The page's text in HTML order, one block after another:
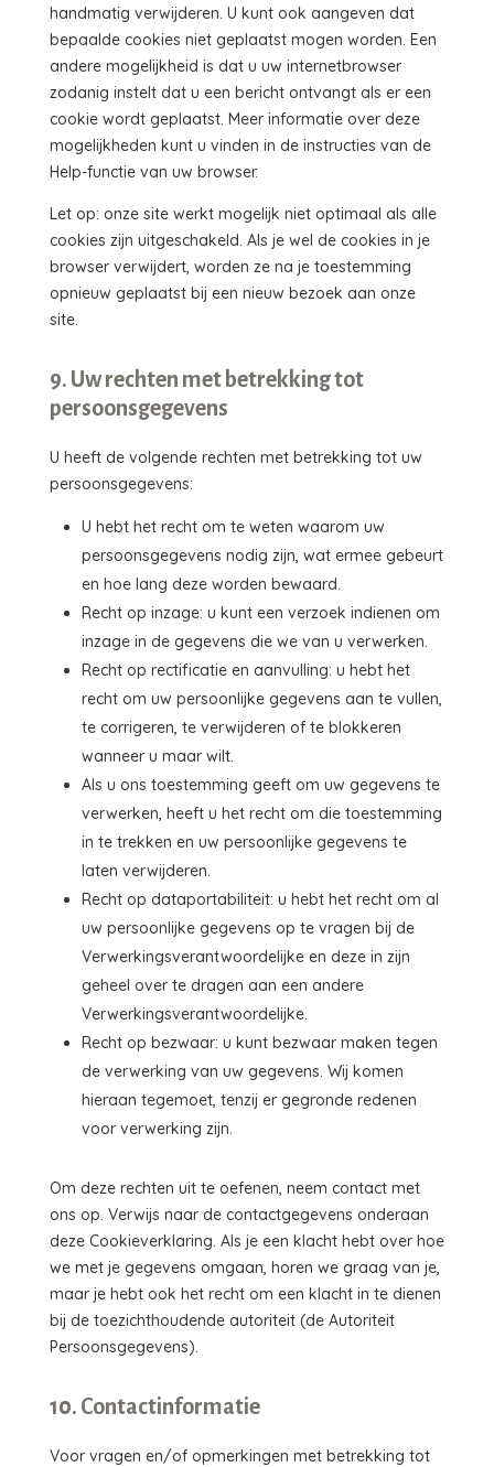
handmatig verwijderen. U kunt ook aangeven dat
bepaalde cookies niet geplaatst mogen worden. Een
andere mogelijkheid is dat u uw internetbrowser
zodanig instelt dat u een bericht ontvangt als er een
cookie wordt geplaatst. Meer informatie over deze
mogelijkheden kunt u vinden in de instructies van de
Help-functie van uw browser.
Let op: onze site werkt mogelijk niet optimaal als alle
cookies zijn uitgeschakeld. Als je wel de cookies in je
browser verwijdert, worden ze na je toestemming
opnieuw geplaatst bij een nieuw bezoek aan onze
site.
9. Uw rechten met betrekking tot
persoonsgegevens
U heeft de volgende rechten met betrekking tot uw
persoonsgegevens:
U hebt het recht om te weten waarom uw
persoonsgegevens nodig zijn, wat ermee gebeurt
en hoe lang deze worden bewaard.
Recht op inzage: u kunt een verzoek indienen om
inzage in de gegevens die we van u verwerken.
Recht op rectificatie en aanvulling: u hebt het
recht om uw persoonlijke gegevens aan te vullen,
te corrigeren, te verwijderen of te blokkeren
wanneer u maar wilt.
Als u ons toestemming geeft om uw gegevens te
verwerken, heeft u het recht om die toestemming
in te trekken en uw persoonlijke gegevens te
laten verwijderen.
Recht op dataportabiliteit: u hebt het recht om al
uw persoonlijke gegevens op te vragen bij de
Verwerkingsverantwoordelijke en deze in zijn
geheel over te dragen aan een andere
Verwerkingsverantwoordelijke.
Recht op bezwaar: u kunt bezwaar maken tegen
de verwerking van uw gegevens. Wij komen
hieraan tegemoet, tenzij er gegronde redenen
voor verwerking zijn.
Om deze rechten uit te oefenen, neem contact met
ons op. Verwijs naar de contactgegevens onderaan
deze Cookieverklaring. Als je een klacht hebt over hoe
we met je gegevens omgaan, horen we graag van je,
maar je hebt ook het recht om een klacht in te dienen
bij de toezichthoudende autoriteit (de Autoriteit
Persoonsgegevens).
10. Contactinformatie
Voor vragen en/of opmerkingen met betrekking tot